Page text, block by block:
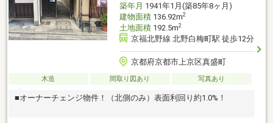
築年月 1941年1月(築85年8ヶ月)
建物面積136.92m2
土地面積192.5m2
京福北野線 北野白梅町駅 徒歩12分
京都府京都市上京区真盛町
木造 間取り図あり 写真あり
■オーナーチェンジ物件！（北側のみ）表面利回り約1.0%！